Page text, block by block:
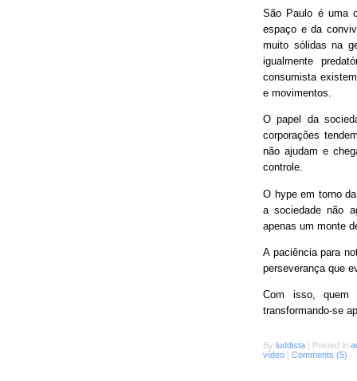
São Paulo é uma
espaço e da
muito sólidas na
igualmente
consumista
e movimentos.
O papel da
corporações
não ajudam e
controle.
O hype em torno
a sociedade não
apenas um monte
A paciência para
perseverança que
Com isso, quem
transformando-se
By luddista | Posted in
vídeo | Comments (5)